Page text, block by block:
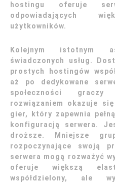
hostingu oferuje
odpowiadających
użytkowników.
Kolejnym istotnym
świadczonych usług.
prostych hostingów
aż po dedykowane
społeczności
rozwiązaniem okazuje
gier, który zapewnia
konfiguracją serwera.
droższe. Mniejsze
rozpoczynające swoją
serwera mogą rozważyć
oferuje większą
współdzielony, ale